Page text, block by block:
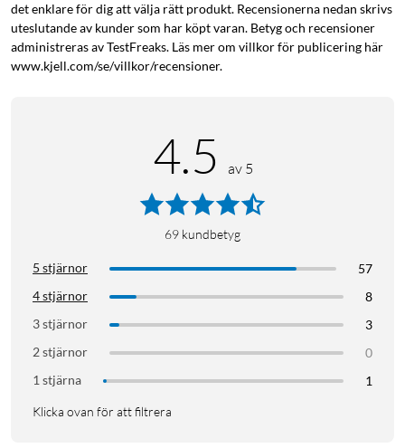
det enklare för dig att välja rätt produkt. Recensionerna nedan skrivs
uteslutande av kunder som har köpt varan. Betyg och recensioner
administreras av TestFreaks. Läs mer om villkor för publicering här
www.kjell.com/se/villkor/recensioner.
4.5 av 5
69 kundbetyg
5 stjärnor
57
4 stjärnor
8
3 stjärnor
3
2 stjärnor
0
1 stjärna
1
Klicka ovan för att filtrera